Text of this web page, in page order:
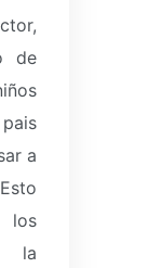
de
a
Esto
los
la